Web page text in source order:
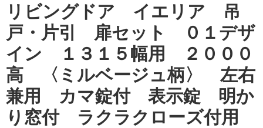
リビングドア イエリア 吊
戸・片引 扉セット ０１デザ
イン １３１５幅用 ２０００
高 〈ミルベージュ柄〉 左右
兼用 カマ錠付 表示錠 明か
り窓付 ラクラクローズ付用